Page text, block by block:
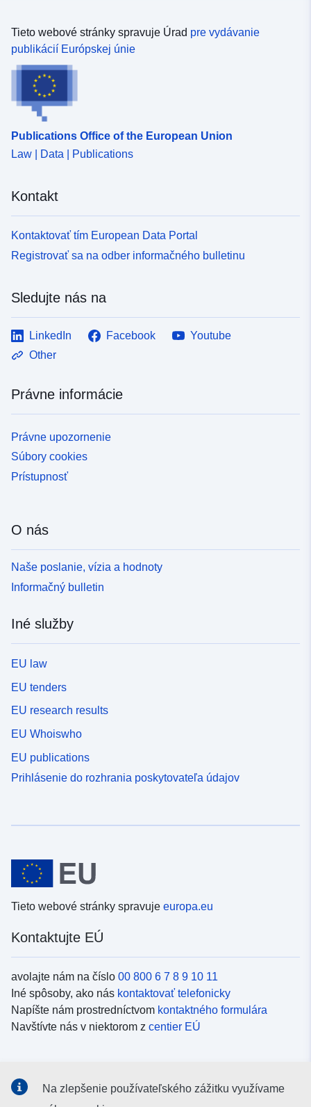
Tieto webové stránky spravuje Úrad pre vydávanie
publikácií Európskej únie
Publications Office of the European Union
Law | Data | Publications
Kontakt
Kontaktovať tím European Data Portal
Registrovať sa na odber informačného bulletinu
Sledujte nás na
LinkedIn Facebook
Youtube
Other
Právne informácie
Právne upozornenie
Súbory cookies
Prístupnosť
O nás
Naše poslanie, vízia a hodnoty
Informačný bulletin
Iné služby
EU law
EU tenders
EU research results
EU Whoiswho
EU publications
Prihlásenie do rozhrania poskytovateľa údajov
Tieto webové stránky spravuje europa.eu
Kontaktujte EÚ
avolajte nám na číslo 00 800 6 7 8 9 10 11
Iné spôsoby, ako nás kontaktovať telefonicky
Napíšte nám prostredníctvom kontaktného formulára
Navštívte nás v niektorom z centier EÚ
Na zlepšenie používateľského zážitku využívame